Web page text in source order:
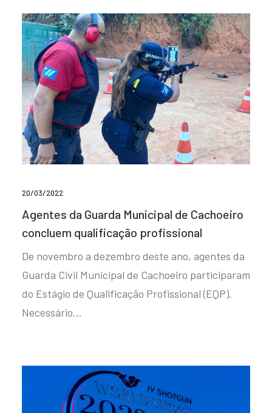
20/03/2022
Agentes da Guarda Municipal de Cachoeiro
concluem qualificação profissional
De novembro a dezembro deste ano, agentes da
Guarda Civil Municipal de Cachoeiro participaram
do Estágio de Qualificação Profissional (EQP).
Necessário…